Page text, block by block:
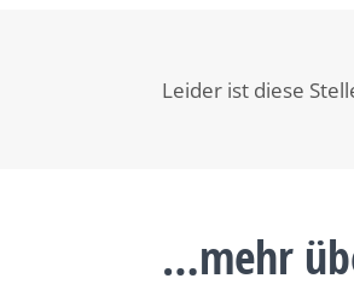
Leider ist diese
…mehr